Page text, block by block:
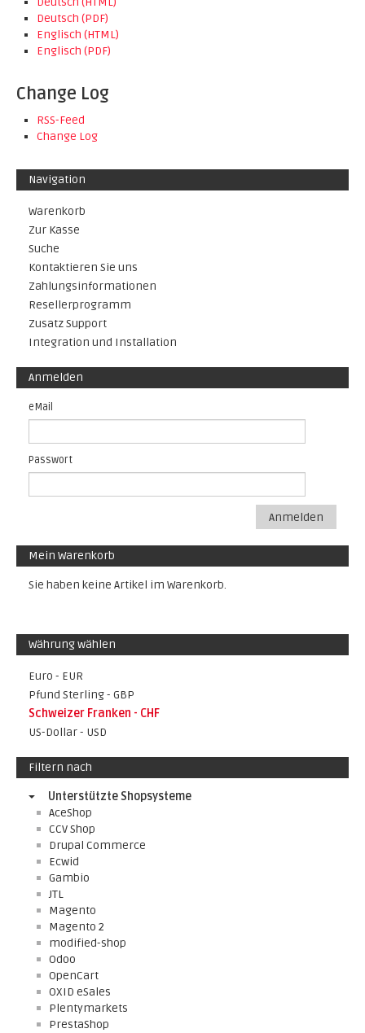
Deutsch (PDF)
Englisch (HTML)
Englisch (PDF)
Change Log
RSS-Feed
Change Log
Navigation
Warenkorb
Zur Kasse
Suche
Kontaktieren Sie uns
Zahlungsinformationen
Resellerprogramm
Zusatz Support
Integration und Installation
Anmelden
eMail
Passwort
Anmelden
Mein Warenkorb
Sie haben keine Artikel im Warenkorb.
Währung wählen
Euro - EUR
Pfund Sterling - GBP
Schweizer Franken - CHF
US-Dollar - USD
Filtern nach
Unterstützte Shopsysteme
AceShop
CCV Shop
Drupal Commerce
Ecwid
Gambio
JTL
Magento
Magento 2
modified-shop
Odoo
OpenCart
OXID eSales
Plentymarkets
PrestaShop